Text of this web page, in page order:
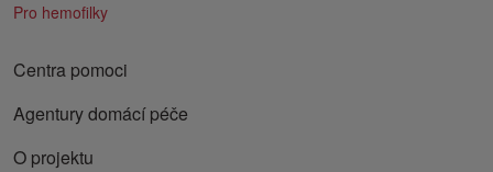
Pro hemofilky
Centra pomoci
Agentury domácí péče
O projektu